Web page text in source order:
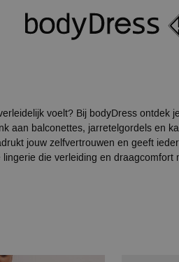
voelt? Bij bodyDress ontdek
aan balconettes, jarretelgordels en
jouw zelfvertrouwen en geeft
die verleiding en draagcomfort